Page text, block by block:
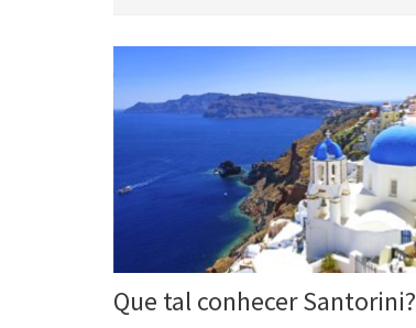
Que tal conhecer Santorini?